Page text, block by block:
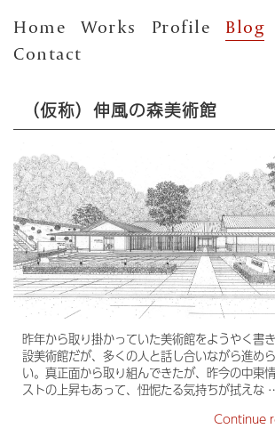
Home Works Profile Blog
Contact
（仮称）伸風の森美術館
昨年から取り掛かっていた美術館をようやく書
設美術館だが、多くの人と話し合いながら進め
い。真正面から取り組んできたが、昨今の中東
ストの上昇もあって、忸怩たる気持ちが拭えな
Continue